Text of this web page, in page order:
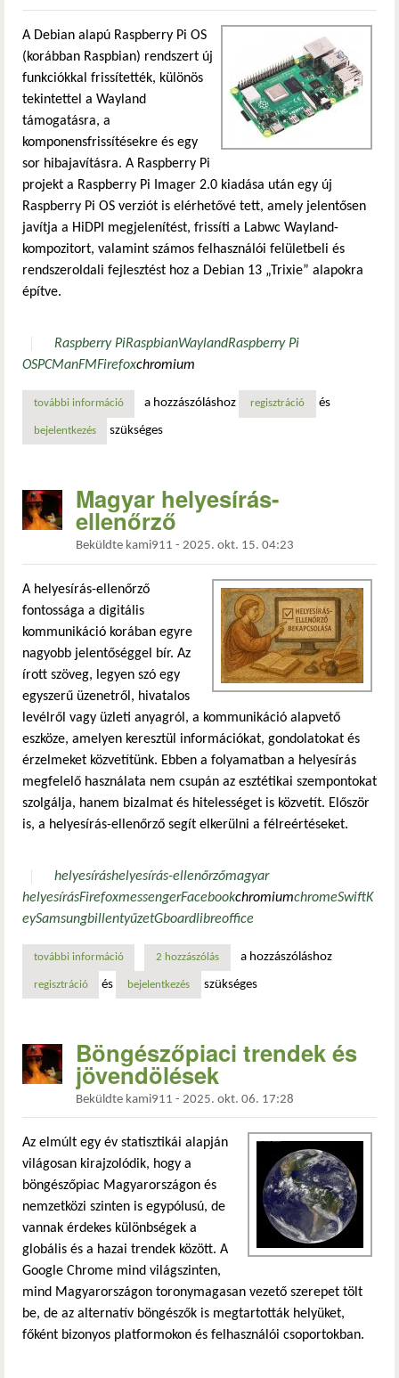
A Debian alapú Raspberry Pi OS
(korábban Raspbian) rendszert új
funkciókkal frissítették, különös
tekintettel a Wayland
támogatásra, a
komponensfrissítésekre és egy
sor hibajavításra. A Raspberry Pi
projekt a Raspberry Pi Imager 2.0 kiadása után egy új
Raspberry Pi OS verziót is elérhetővé tett, amely jelentősen
javítja a HiDPI megjelenítést, frissíti a Labwc Wayland-
kompozitort, valamint számos felhasználói felületbeli és
rendszeroldali fejlesztést hoz a Debian 13 „Trixie” alapokra
építve.
Raspberry PiRaspbianWaylandRaspberry Pi
OSPCManFMFirefoxchromium
további információfriss raspberry pi os – hidpi skálázással, frissített labwc
a hozzászóláshoz regisztráció és
bejelentkezés szükséges
Magyar helyesírás-
ellenőrző
Beküldte kami911 - 2025. okt. 15. 04:23
A helyesírás-ellenőrző
fontossága a digitális
kommunikáció korában egyre
nagyobb jelentőséggel bír. Az
írott szöveg, legyen szó egy
egyszerű üzenetről, hivatalos
levélről vagy üzleti anyagról, a kommunikáció alapvető
eszköze, amelyen keresztül információkat, gondolatokat és
érzelmeket közvetítünk. Ebben a folyamatban a helyesírás
megfelelő használata nem csupán az esztétikai szempontokat
szolgálja, hanem bizalmat és hitelességet is közvetít. Először
is, a helyesírás-ellenőrző segít elkerülni a félreértéseket.
helyesíráshelyesírás-ellenőrzőmagyar
helyesírásFirefoxmessengerFacebookchromiumchromeSwiftK
eySamsungbillentyűzetGboardlibreoffice
további információmagyar helyesírás-ellenőrző tartalommal kapcsolatosan
2 hozzászólás a hozzászóláshoz
regisztráció és bejelentkezés szükséges
Böngészőpiaci trendek és
jövendölések
Beküldte kami911 - 2025. okt. 06. 17:28
Az elmúlt egy év statisztikái alapján
világosan kirajzolódik, hogy a
böngészőpiac Magyarországon és
nemzetközi szinten is egypólusú, de
vannak érdekes különbségek a
globális és a hazai trendek között. A
Google Chrome mind világszinten,
mind Magyarországon toronymagasan vezető szerepet tölt
be, de az alternatív böngészők is megtartották helyüket,
főként bizonyos platformokon és felhasználói csoportokban.